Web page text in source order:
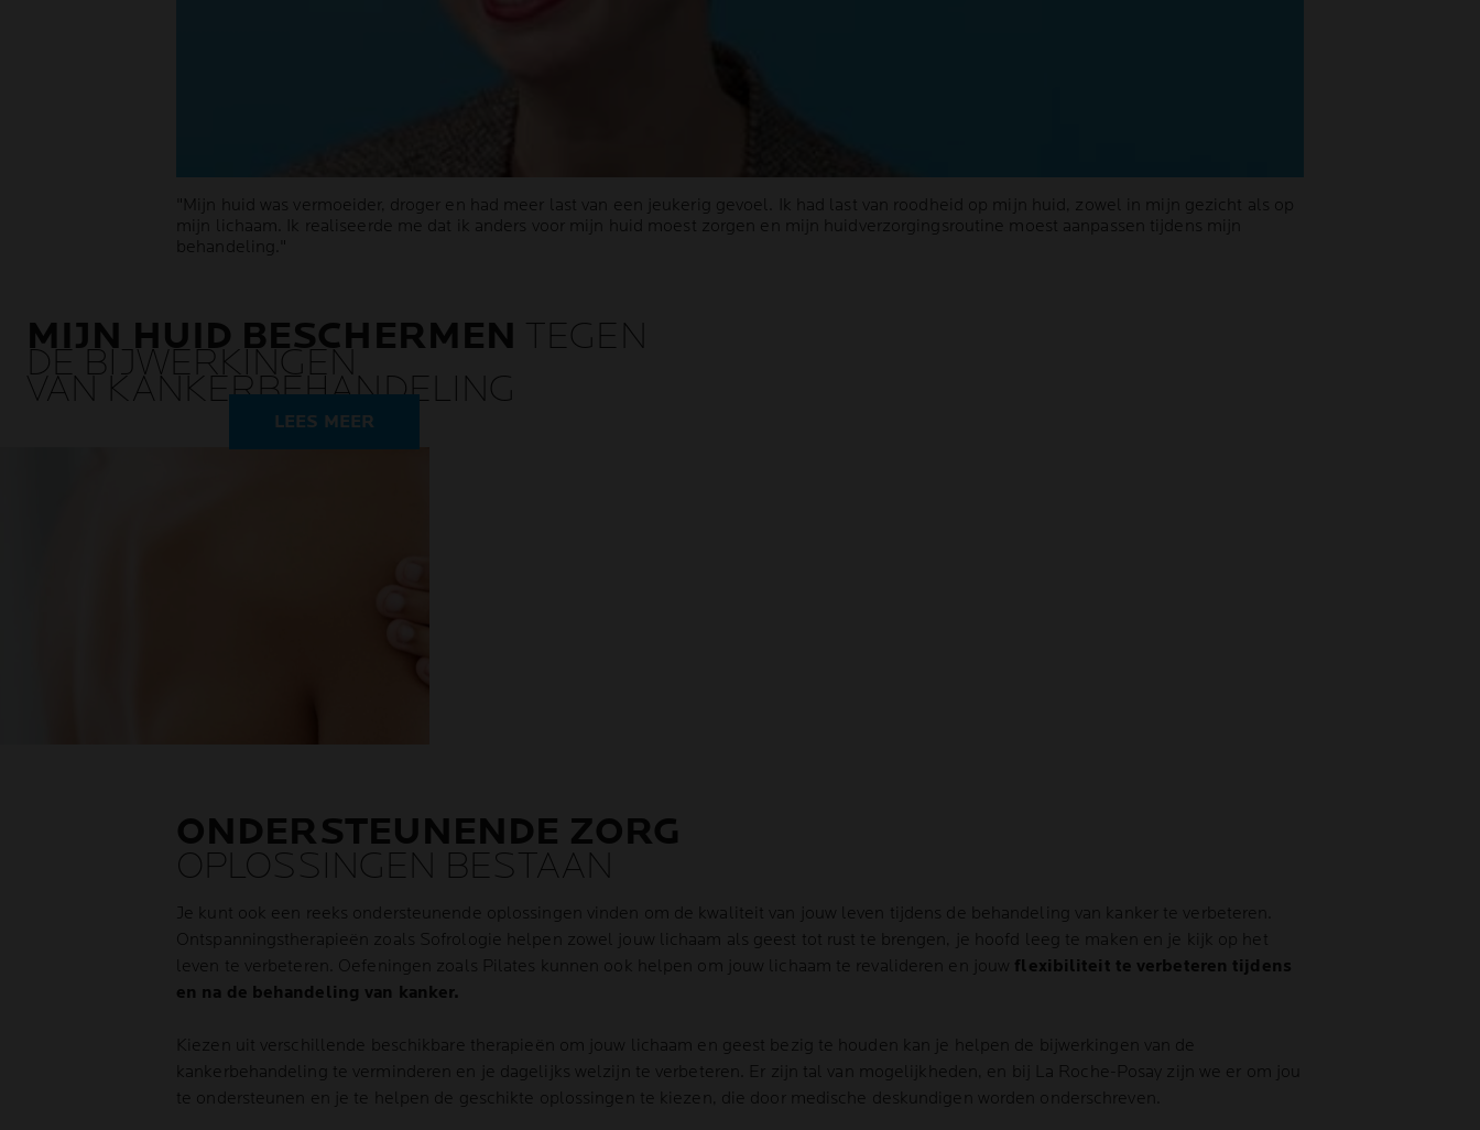
"Mijn huid was vermoeider, droger en had meer last van een jeukerig gevoel. Ik had last van roodheid op mijn huid, zowel in mijn gezicht als op
mijn lichaam. Ik realiseerde me dat ik anders voor mijn huid moest zorgen en mijn huidverzorgingsroutine moest aanpassen tijdens mijn
behandeling."
MIJN HUID BESCHERMEN TEGEN
DE BIJWERKINGEN
VAN KANKERBEHANDELING
LEES MEER
ONDERSTEUNENDE ZORG
OPLOSSINGEN BESTAAN
Je kunt ook een reeks ondersteunende oplossingen vinden om de kwaliteit van jouw leven tijdens de behandeling van kanker te verbeteren.
Ontspanningstherapieën zoals Sofrologie helpen zowel jouw lichaam als geest tot rust te brengen, je hoofd leeg te maken en je kijk op het
leven te verbeteren. Oefeningen zoals Pilates kunnen ook helpen om jouw lichaam te revalideren en jouw flexibiliteit te verbeteren tijdens
en na de behandeling van kanker.
Kiezen uit verschillende beschikbare therapieën om jouw lichaam en geest bezig te houden kan je helpen de bijwerkingen van de
kankerbehandeling te verminderen en je dagelijks welzijn te verbeteren. Er zijn tal van mogelijkheden, en bij La Roche-Posay zijn we er om jou
te ondersteunen en je te helpen de geschikte oplossingen te kiezen, die door medische deskundigen worden onderschreven.